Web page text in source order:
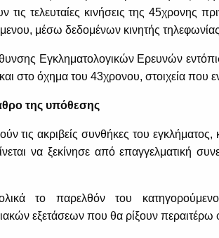
τελευταίες κινήσεις της 45χρονης
μέσω δεδομένων κινητής
Εγκληματολογικών Ερευνών
στο όχημα του 43χρονου, στοιχεία που
της υπόθεσης
τις ακριβείς συνθήκες του
να ξεκίνησε από επαγγελματική
το παρελθόν του
εξετάσεων που θα ρίξουν